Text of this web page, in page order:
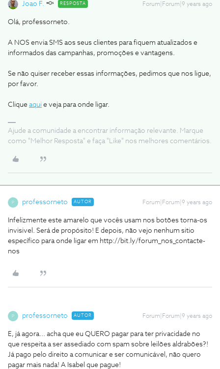
Joao F. RESPOSTA Forum|Forum|9 years ago
Olá, professorneto.
A NOS envia SMS aos seus clientes para fiquem atualizados e
informados das campanhas, promoções e vantagens.
Se não quiser receber essas informações, pedimos que nos ligue,
por favor.
Clique aqui e veja para onde ligar.
Ajude a comunidade a encontrar informação relevante. Marque
como "Melhor Resposta" e faça "Like" nos melhores comentários.
P professorneto AUTOR Forum|Forum|9 years ago
Infelizmente este amarelo que vocês usam nos botões torna-os
invisivel. Será de propósito! E depois, não vejo nenhum sitio
específico para onde ligar em http://bit.ly/forum_nos_contacte-
nos
P professorneto AUTOR Forum|Forum|9 years ago
E, já agora... acha que eu QUERO pagar para ter privacidade no
que respeita a ser assediado com spam sobre leilões aldrabões?!
Já pago pelo direito a comunicar e ser comunicável, não quero
pagar mais nada! A Isabel que pague!